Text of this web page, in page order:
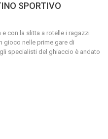
SPORTIVO
con la slitta a rotelle i ragazzi
gioco nelle prime gare di
specialisti del ghiaccio è andato